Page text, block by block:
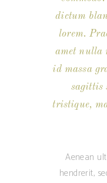
dictum
lorem.
amet nulla
id massa
sagittis
tristique,
Aenean
hendrerit,